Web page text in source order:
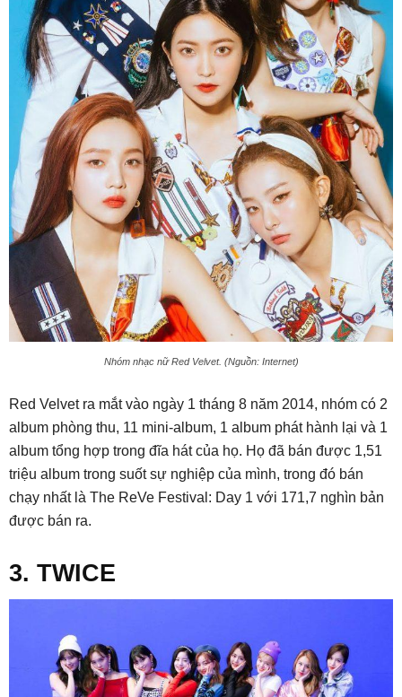
Nhóm nhạc nữ Red Velvet. (Nguồn: Internet)
Red Velvet ra mắt vào ngày 1 tháng 8 năm 2014, nhóm có 2
album phòng thu, 11 mini-album, 1 album phát hành lại và 1
album tổng hợp trong đĩa hát của họ. Họ đã bán được 1,51
triệu album trong suốt sự nghiệp của mình, trong đó bán
chạy nhất là The ReVe Festival: Day 1 với 171,7 nghìn bản
được bán ra.
3. TWICE